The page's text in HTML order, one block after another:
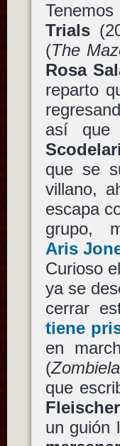
Trials
(The
Rosa
reparto
así que
que se
villano,
escapa
grupo,
Aris
Curioso
ya se
cerrar
tiene
en
(
que
Fleischer
un guión